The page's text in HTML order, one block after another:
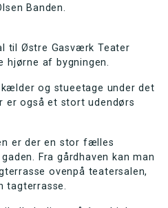
Banden.
til Østre Gasværk Teater
hjørne af bygningen.
og stueetage under det
er også et stort udendørs
er der en stor fælles
Fra gårdhaven kan man
ovenpå teatersalen,
tagterrasse.